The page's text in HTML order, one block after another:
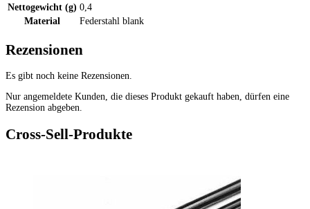
Nettogewicht (g) 0,4
Material
Federstahl blank
Rezensionen
Es gibt noch keine Rezensionen.
Nur angemeldete Kunden, die dieses Produkt gekauft haben, dürfen eine
Rezension abgeben.
Cross-Sell-Produkte